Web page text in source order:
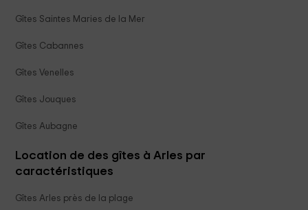
Gîtes Saintes Maries de la Mer
Gîtes Cabannes
Gîtes Venelles
Gîtes Jouques
Gîtes Aubagne
Location de des gîtes à Arles par
caractéristiques
Gîtes Arles près de la plage